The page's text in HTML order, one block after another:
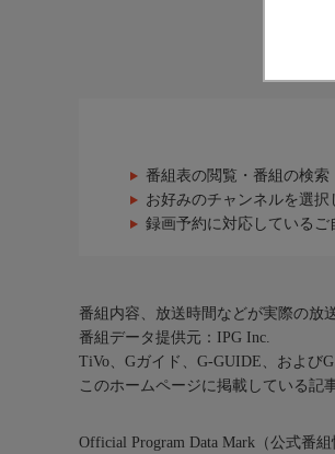
番組表の閲覧・番組の検
お好みのチャンネルを選択
録画予約に対応しているご
番組内容、放送時間などが実際の放
番組データ提供元：IPG Inc.
TiVo、Gガイド、G-GUIDE、および
このホームページに掲載している記
Official Program Data Mark（公式番組